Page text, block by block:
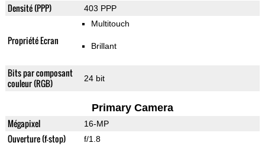
Densité (PPP) 403 PPP
Propriété Ecran
Multitouch
Brillant
Bits par composant
couleur (RGB)
24 bit
Primary Camera
Mégapixel 16-MP
Ouverture (f-stop) f/1.8